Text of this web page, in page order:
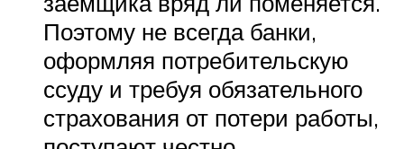
Поэтому не всегда банки,
оформляя потребительскую
ссуду и требуя обязательного
страхования от потери работы,